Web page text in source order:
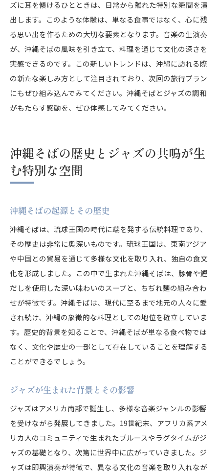
ズに耳を傾けるひとときは、日常から離れた特別な瞬間を演
出します。このような体験は、単なる食事ではなく、心に残
る思い出を作るための大切な要素となります。音楽の生演奏
が、沖縄そばの風味を引き立て、料理を通じて文化の深さを
実感できるのです。この新しいトレンドは、沖縄に訪れる際
の新たな楽しみ方として注目されており、次回の旅行プラン
にもぜひ組み込んでみてください。沖縄そばとジャズの調和
がもたらす感動を、ぜひ体感してみてください。
沖縄そばの歴史とジャズの共鳴が生
む特別な空間
沖縄そばの起源とその歴史
沖縄そばは、琉球王国の時代に端を発する伝統料理であり、
その歴史は非常に奥深いものです。琉球王国は、東南アジア
や中国との貿易を通じて多様な文化を取り入れ、独自の食文
化を形成しました。この中で生まれた沖縄そばは、豚骨や鰹
だしを使用した深い味わいのスープと、ちぢれ麺の組み合わ
せが特徴です。沖縄そばは、現代に至るまで地元の人々に愛
され続け、沖縄の象徴的な料理としての地位を確立していま
す。歴史的背景を知ることで、沖縄そばが単なる食べ物では
なく、文化や歴史の一部として存在していることを理解する
ことができるでしょう。
ジャズが生まれた背景とその影響
ジャズはアメリカ南部で誕生し、多様な音楽ジャンルの影響
を受けながら発展してきました。19世紀末、アフリカ系アメ
リカ人のコミュニティで生まれたブルースやラグタイムがジ
ャズの基礎となり、次第に世界中に広がっていきました。ジ
ャズは即興演奏が特徴で、異なる文化の音楽を取り入れなが